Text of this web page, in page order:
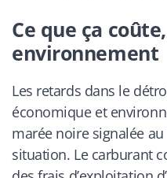
Ce que ça
environnement
Les retards dans le
économique et
marée noire signalée
situation. Le carburant